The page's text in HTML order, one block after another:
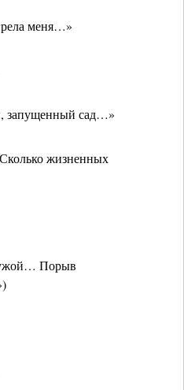
меня…»
запущенный сад…»
жизненных
Порыв